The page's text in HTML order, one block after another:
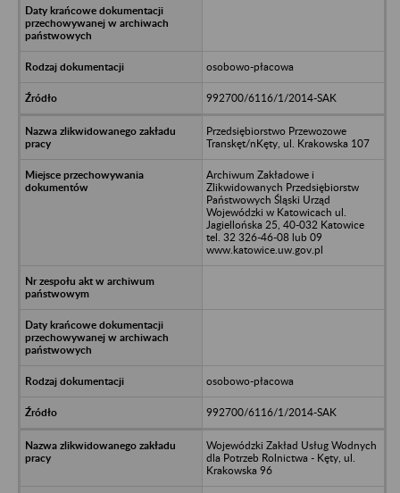
osobowo-płacowa
992700/6116/1/2014-SAK
Przedsiębiorstwo Przewozowe
Transkęt/nKęty, ul. Krakowska 107
Archiwum Zakładowe i
Zlikwidowanych Przedsiębiorstw
Państwowych Śląski Urząd
Wojewódzki w Katowicach ul.
Jagiellońska 25, 40-032 Katowice
tel. 32 326-46-08 lub 09
www.katowice.uw.gov.pl
osobowo-płacowa
992700/6116/1/2014-SAK
Wojewódzki Zakład Usług Wodnych
dla Potrzeb Rolnictwa - Kęty, ul.
Krakowska 96